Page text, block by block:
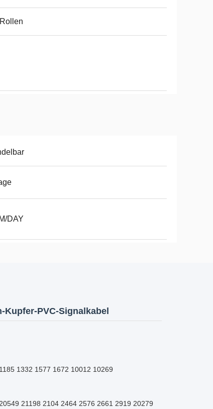
DAY
Kupfer-PVC-Signalkabel
1332 1577 1672 10012 10269
21198 2104 2464 2576 2661 2919 20279